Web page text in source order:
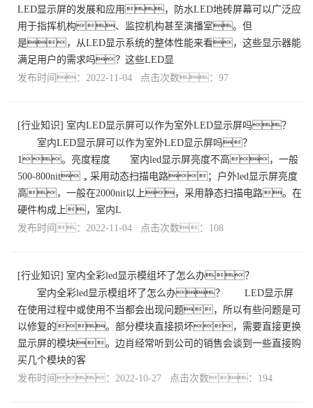
LED显示屏的发展和应用，防水LED地砖屏幕可以广泛应
用于指挥机构、监控机构甚至演播室。但
是，从LED显示系统的整体性能来看，这些显示器能
满足用户的需求吗？这些LED显
发布时间：2022-11-04 点击次数：97
[行业知识] 室内LED显示屏可以作为室外LED显示屏吗？
室内LED显示屏可以作为室外LED显示屏吗？
1。亮度程度 室内led显示屏亮度不高，一般
500-800nit，采用动态扫描电路；户外led显示屏亮度
高，一般在2000nit以上，采用静态扫描电路。在
硬件构成上，室内L
发布时间：2022-11-04 点击次数：108
[行业知识] 室内全彩led显示模组坏了怎么办？
室内全彩led显示模组坏了怎么办？ LED显示屏
在使用过程中或使用不当都会出现问题，所以有些问题是可
以修复的。部分模块直接损坏，需要直接更换
显示屏的模块。边肖经常听到公司的销售会谈到一些直接购
买几个模块的客
发布时间：2022-10-27 点击次数：194